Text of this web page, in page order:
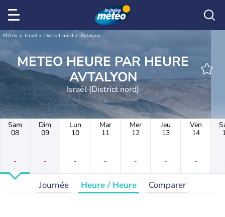
Météo Israël District nord Avtalyon
METEO HEURE PAR HEURE
AVTALYON
Israël (District nord)
Sam
08
-
-
Dim
09
-
-
Lun
10
-
-
Mar
11
-
-
Mer
12
-
-
Jeu
13
-
-
Ven
14
-
-
Journée Heure / Heure Comparer